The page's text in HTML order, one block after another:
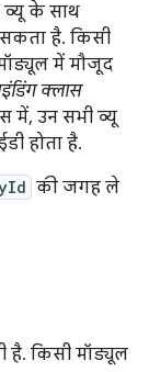
के साथ
है. किसी
में मौजूद
क्लास
में, उन सभी व्यू
होता है.
की जगह ले
है. किसी मॉड्यूल